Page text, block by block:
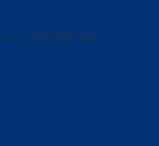
り たい 0120-302-563